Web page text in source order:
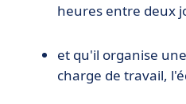
heures entre deux
et qu'il organise
charge de travail,